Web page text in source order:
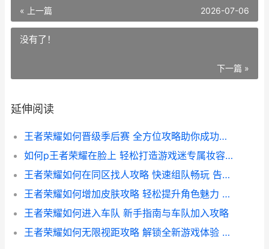
« 上一篇 2026-07-06
没有了！
下一篇 »
延伸阅读
王者荣耀如何晋级季后赛 全方位攻略助你成功晋级
如何p王者荣耀在脸上 轻松打造游戏迷专属妆容教程
王者荣耀如何在同区找人攻略 快速组队畅玩 告别匹配烦恼
王者荣耀如何增加皮肤攻略 轻松提升角色魅力 解锁个性皮肤秘籍
王者荣耀如何进入车队 新手指南与车队加入攻略
王者荣耀如何无限视距攻略 解锁全新游戏体验 告别视野局限